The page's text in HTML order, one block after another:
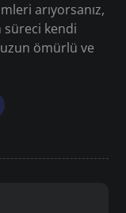
arıyorsanız,
kendi
ömürlü ve